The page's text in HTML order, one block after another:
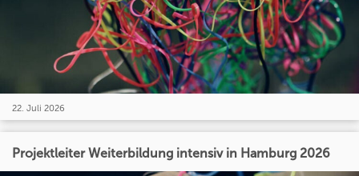
22. Juli 2026
Projektleiter Weiterbildung intensiv in Hamburg 2026